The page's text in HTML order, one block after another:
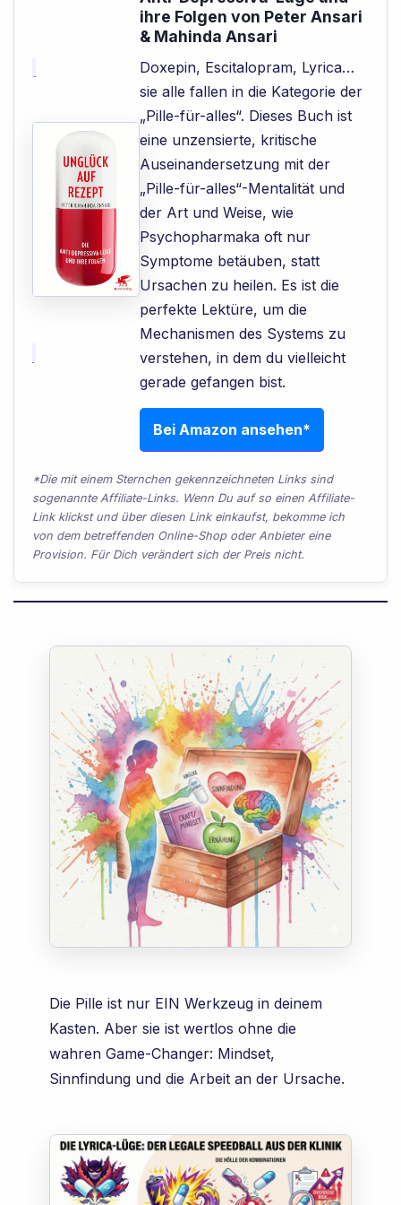
ihre Folgen von Peter Ansari
& Mahinda Ansari
Doxepin, Escitalopram, Lyrica…
sie alle fallen in die Kategorie der
„Pille-für-alles“. Dieses Buch ist
eine unzensierte, kritische
Auseinandersetzung mit der
„Pille-für-alles“-Mentalität und
der Art und Weise, wie
Psychopharmaka oft nur
Symptome betäuben, statt
Ursachen zu heilen. Es ist die
perfekte Lektüre, um die
Mechanismen des Systems zu
verstehen, in dem du vielleicht
gerade gefangen bist.
Bei Amazon ansehen*
*Die mit einem Sternchen gekennzeichneten Links sind
sogenannte Affiliate-Links. Wenn Du auf so einen Affiliate-
Link klickst und über diesen Link einkaufst, bekomme ich
von dem betreffenden Online-Shop oder Anbieter eine
Provision. Für Dich verändert sich der Preis nicht.
Die Pille ist nur EIN Werkzeug in deinem
Kasten. Aber sie ist wertlos ohne die
wahren Game-Changer: Mindset,
Sinnfindung und die Arbeit an der Ursache.